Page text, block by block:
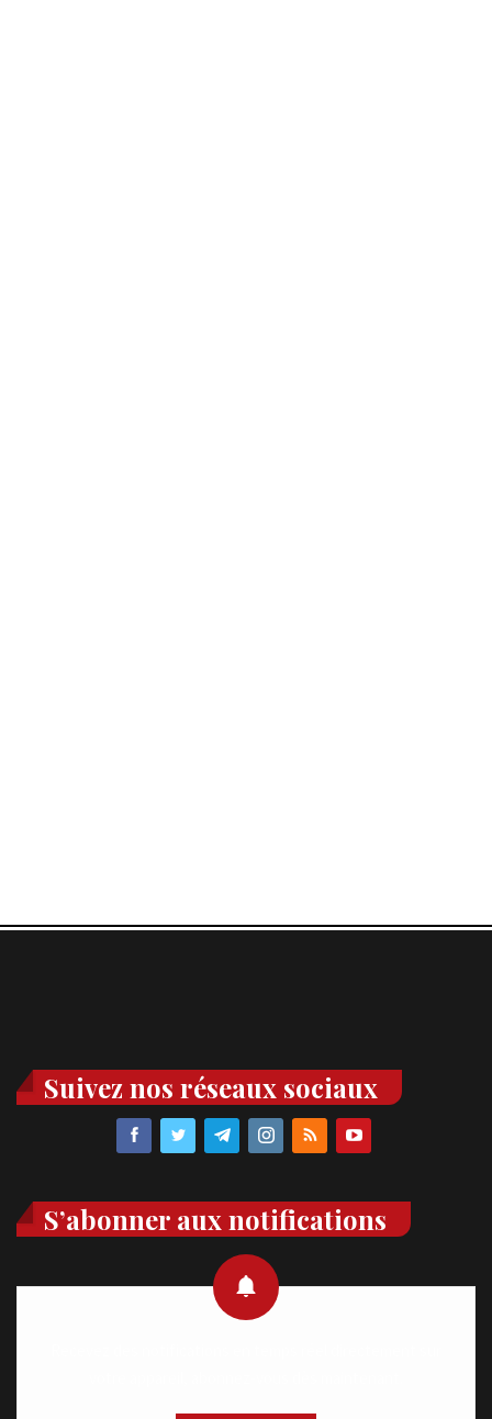
Suivez nos réseaux sociaux
S’abonner aux notifications